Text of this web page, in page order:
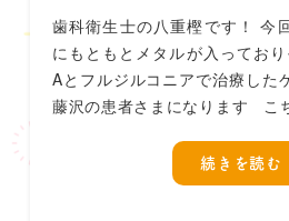
歯科衛生士の八重樫です！ 今
にもともとメタルが入ってお
Aとフルジルコニアで治療した
藤沢の患者さまになります こ
続きを読む